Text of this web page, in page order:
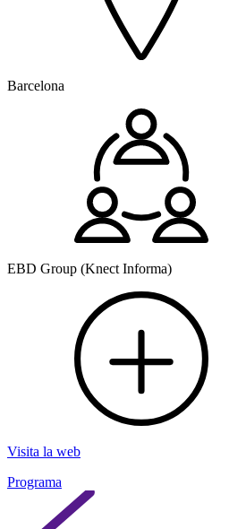
Barcelona
EBD Group (Knect Informa)
Visita la web
Programa